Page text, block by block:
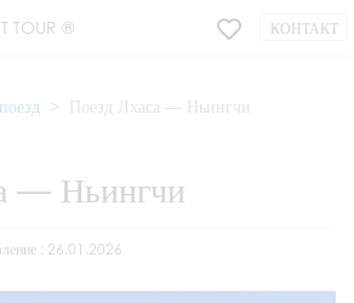
TOUR ® КОНТАКТ
Поезд Лхаса — Ньингчи
— Ньингчи
: 26.01.2026